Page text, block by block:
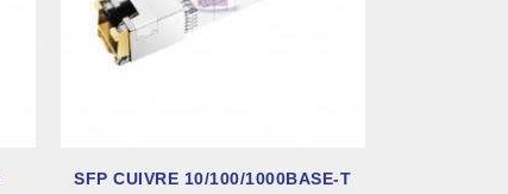
SFP CUIVRE 10/100/1000BASE-T